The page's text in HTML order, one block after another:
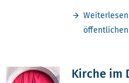
öffentlichen
Kirche im